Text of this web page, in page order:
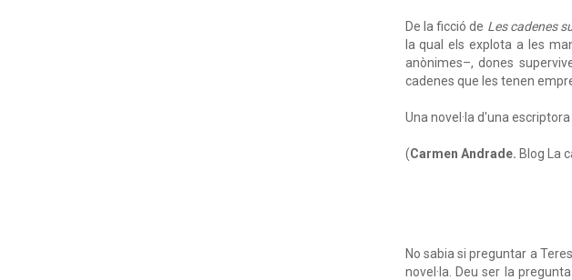
De la ficció de Les cadenes
la qual els explota a les
anònimes–, dones
cadenes que les tenen
Una novel·la d'una
(Carmen Andrade. Blog La
No sabia si preguntar a
novel·la. Deu ser la